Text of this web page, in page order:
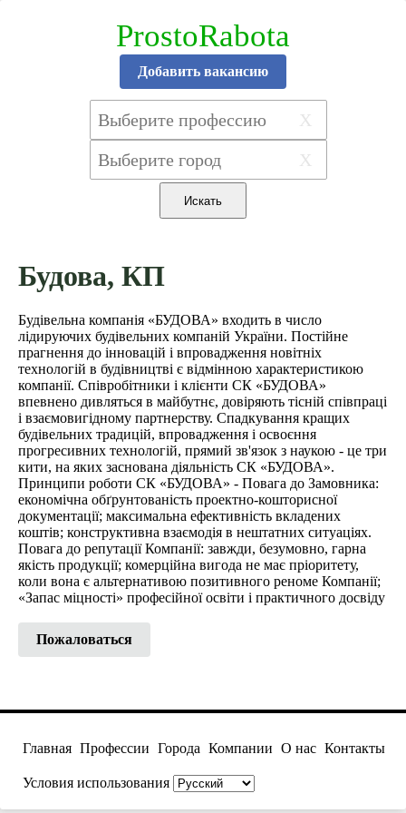
ProstoRabota
Добавить вакансию
X
X
Будова, КП
Будівельна компанія «БУДОВА» входить в число
лідируючих будівельних компаній України. Постійне
прагнення до інновацій і впровадження новітніх
технологій в будівництві є відмінною характеристикою
компанії. Співробітники і клієнти СК «БУДОВА»
впевнено дивляться в майбутнє, довіряють тісній співпраці
і взаємовигідному партнерству. Спадкування кращих
будівельних традицій, впровадження і освоєння
прогресивних технологій, прямий зв'язок з наукою - це три
кити, на яких заснована діяльність СК «БУДОВА».
Принципи роботи СК «БУДОВА» - Повага до Замовника:
економічна обґрунтованість проектно-кошторисної
документації; максимальна ефективність вкладених
коштів; конструктивна взаємодія в нештатних ситуаціях.
Повага до репутації Компанії: завжди, безумовно, гарна
якість продукції; комерційна вигода не має пріоритету,
коли вона є альтернативою позитивного реноме Компанії;
«Запас міцності» професійної освіти і практичного досвіду
Пожаловаться
Главная Профессии Города Компании О нас Контакты
Условия использования